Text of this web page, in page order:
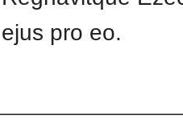
ejus pro eo.